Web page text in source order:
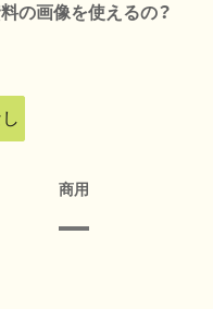
の画像を使えるの？
商用